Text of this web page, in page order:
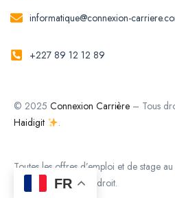
informatique@connexion-
+227 89 12 12 89
© 2025 Connexion Carrière – Tous
Haidigit
.
Toutes les offres d’emploi et de stage
réunies en un seul endroit.
FR